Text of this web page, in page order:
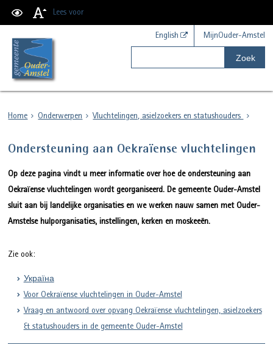
Lees voor
English MijnOuder-Amstel
Zoek
Home Onderwerpen Vluchtelingen, asielzoekers en statushouders
Ondersteuning aan Oekraïense vluchtelingen
Op deze pagina vindt u meer informatie over hoe de ondersteuning aan
Oekraïense vluchtelingen wordt georganiseerd. De gemeente Ouder-Amstel
sluit aan bij landelijke organisaties en we werken nauw samen met Ouder-
Amstelse hulporganisaties, instellingen, kerken en moskeeën.
Zie ook:
Україна
Voor Oekraïense vluchtelingen in Ouder-Amstel
Vraag en antwoord over opvang Oekraïense vluchtelingen, asielzoekers
& statushouders in de gemeente Ouder-Amstel